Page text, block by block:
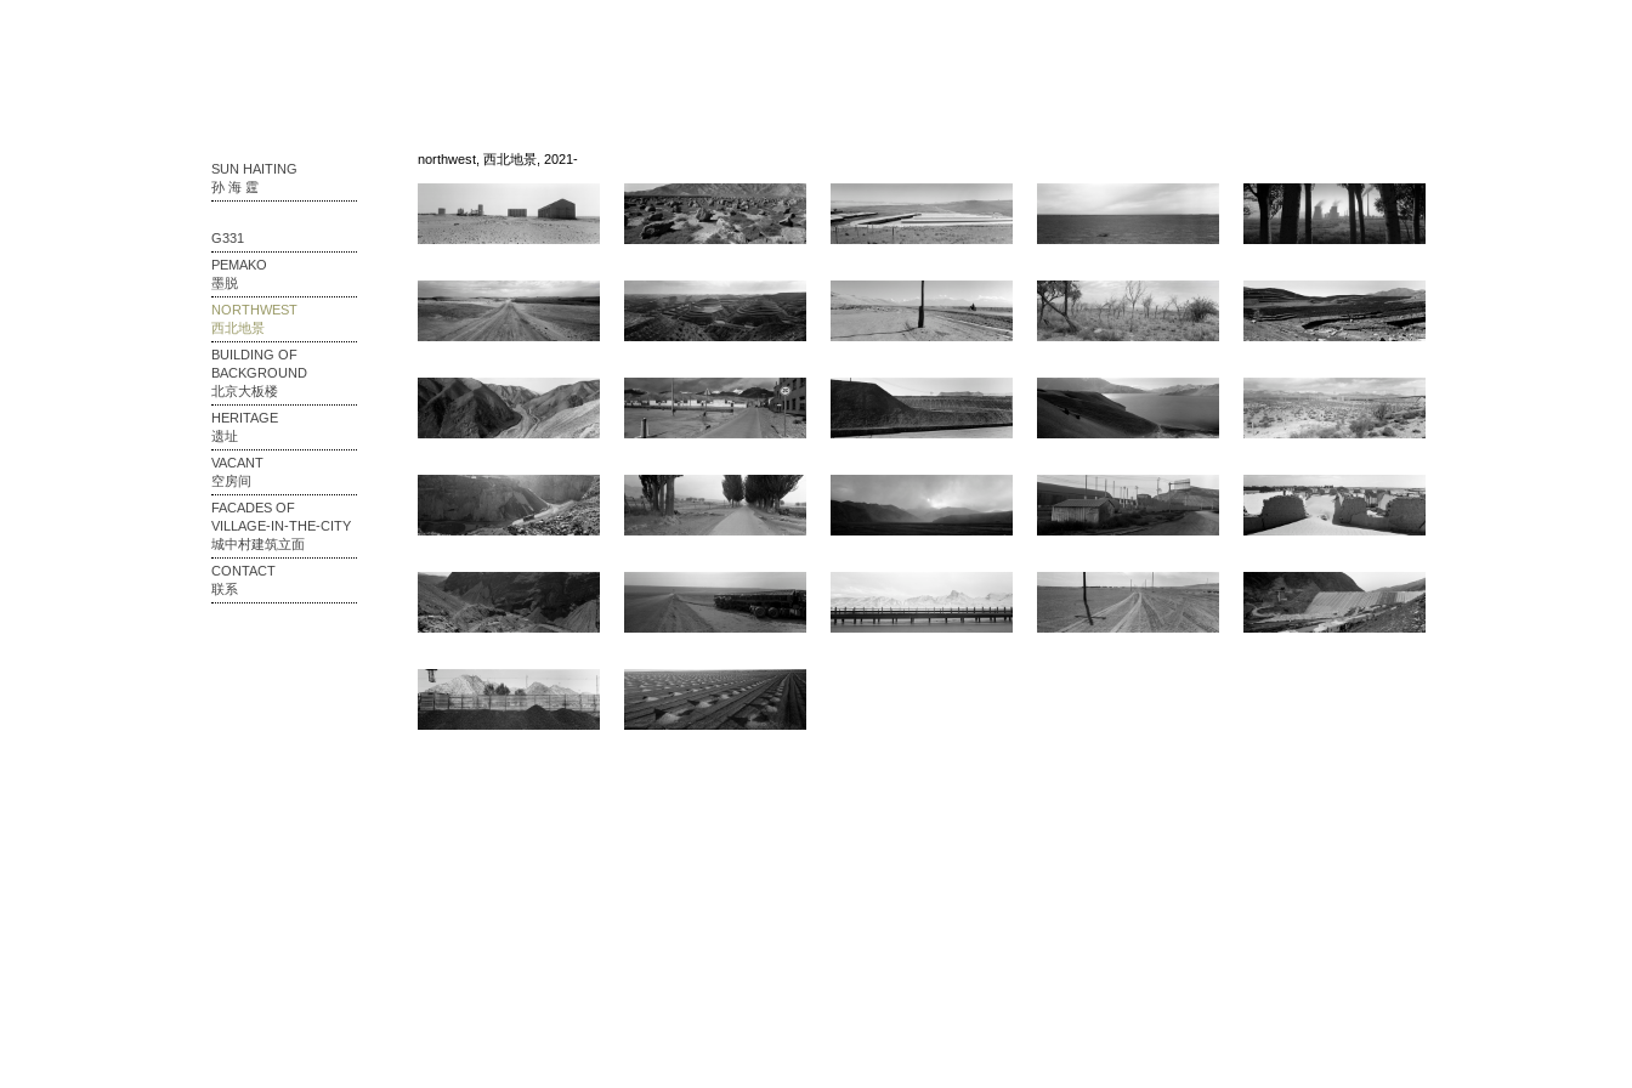
SUN HAITING
孙 海 霆
G331
PEMAKO
墨脱
NORTHWEST
西北地景
BUILDING OF
BACKGROUND
北京大板楼
HERITAGE
遗址
VACANT
空房间
FACADES OF
VILLAGE-IN-THE-CITY
城中村建筑立面
CONTACT
联系
northwest, 西北地景, 2021-